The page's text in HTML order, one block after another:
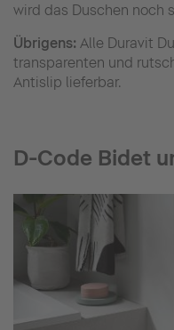
wird das Duschen noch
Übrigens: Alle Duravit
transparenten und
Antislip lieferbar.
D-Code Bidet